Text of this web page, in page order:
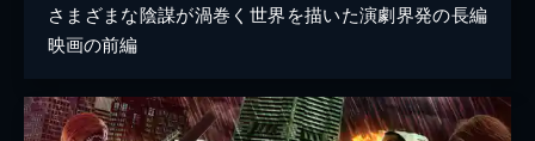
さまざまな陰謀が渦巻く世界を描いた演劇界発の長編
映画の前編